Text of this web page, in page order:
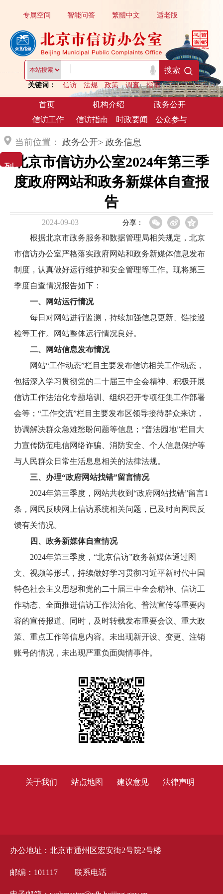
关键词： 信访 法规 政策 调查 指南
搜索
繁體中文
专属空间 适老版
智能问答
首页 机构介绍
政务公开
信访工作
信访指南 时政要闻 公众参与
当前位置： 政务公开> 政务信息
北京市信访办公室2024年第三季
度政府网站和政务新媒体自查报
告
2024-09-03 分享：
根据北京市政务服务和数据管理局相关规定，北京
市信访办公室严格落实政府网站和政务新媒体信息发布
制度，认真做好运行维护和安全管理等工作。现将第三
季度自查情况报告如下：
一、网站运行情况
每日对网站进行监测，持续加强信息更新、链接巡
检等工作。网站整体运行情况良好。
二、网站信息发布情况
网站“工作动态”栏目主要发布信访相关工作动态，
包括深入学习贯彻党的二十届三中全会精神、积极开展
信访工作法治化专题培训、组织召开专项征集工作部署
会等；“工作交流”栏目主要发布区领导接待群众来访，
协调解决群众急难愁盼问题等信息；“普法园地”栏目大
力宣传防范电信网络诈骗、消防安全、个人信息保护等
与人民群众日常生活息息相关的法律法规。
三、办理“政府网站找错”留言情况
2024年第三季度，网站共收到“政府网站找错”留言1
条，网民反映网上信访系统相关问题，已及时向网民反
馈有关情况。
四、政务新媒体自查情况
2024年第三季度，“北京信访”政务新媒体通过图
文、视频等形式，持续做好学习贯彻习近平新时代中国
特色社会主义思想和党的二十届三中全会精神、信访工
作动态、全面推进信访工作法治化、普法宣传等重要内
容的宣传报道。同时，及时转载发布重要会议、重大政
策、重点工作等信息内容。未出现新开设、变更、注销
账号的情况，未出现严重负面舆情事件。
办公地址：北京市通州区宏安街2号院2号楼
邮编：101117 联系电话
关于我们 站点地图 建议意见 法律声明